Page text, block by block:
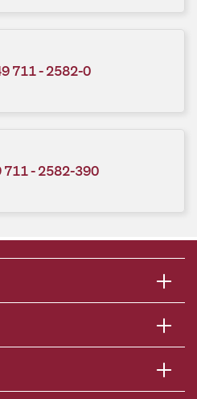
711 - 2582-0
711 - 2582-390